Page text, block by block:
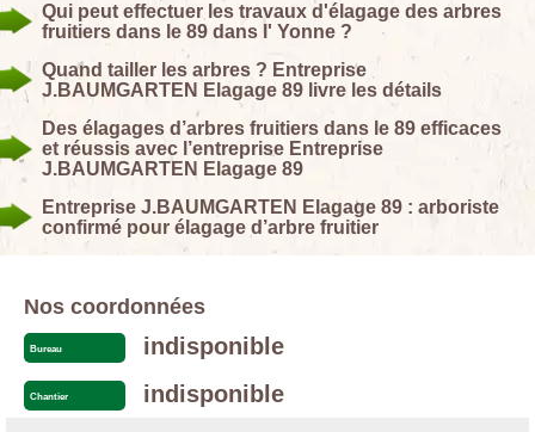
Qui peut effectuer les travaux d'élagage des arbres
fruitiers dans le 89 dans l' Yonne ?
Quand tailler les arbres ? Entreprise
J.BAUMGARTEN Elagage 89 livre les détails
Des élagages d’arbres fruitiers dans le 89 efficaces
et réussis avec l’entreprise Entreprise
J.BAUMGARTEN Elagage 89
Entreprise J.BAUMGARTEN Elagage 89 : arboriste
confirmé pour élagage d’arbre fruitier
Nos coordonnées
Bureau indisponible
Chantier indisponible